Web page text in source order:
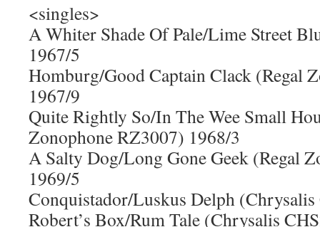
<singles>
A Whiter Shade Of Pale/Lime Street
1967/5
Homburg/Good Captain Clack (Regal
1967/9
Quite Rightly So/In The Wee Small
Zonophone RZ3007) 1968/3
A Salty Dog/Long Gone Geek (Regal
1969/5
Conquistador/Luskus Delph
Robert’s Box/Rum Tale (Chrysalis